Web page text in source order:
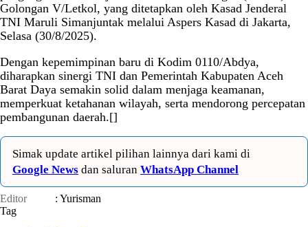
Golongan V/Letkol, yang ditetapkan oleh Kasad Jenderal
TNI Maruli Simanjuntak melalui Aspers Kasad di Jakarta,
Selasa (30/8/2025).
Dengan kepemimpinan baru di Kodim 0110/Abdya,
diharapkan sinergi TNI dan Pemerintah Kabupaten Aceh
Barat Daya semakin solid dalam menjaga keamanan,
memperkuat ketahanan wilayah, serta mendorong percepatan
pembangunan daerah.[]
Simak update artikel pilihan lainnya dari kami di
Google News dan saluran WhatsApp Channel
Editor
: Yurisman
Tag